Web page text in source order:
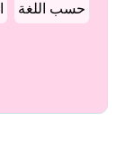
حسب اللغة